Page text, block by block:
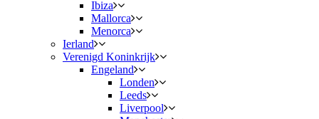
Ibiza
Mallorca
Menorca
Ierland
Verenigd Koninkrijk
Engeland
Londen
Leeds
Liverpool